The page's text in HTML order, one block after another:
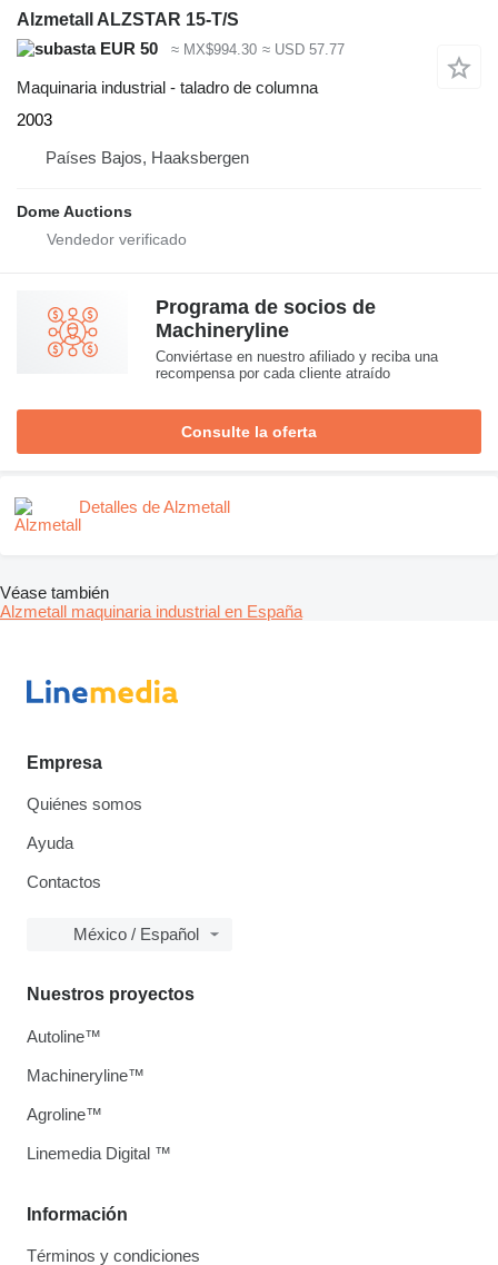
Alzmetall ALZSTAR 15-T/S
EUR 50
≈ MX$994.30 ≈ USD 57.77
Maquinaria industrial - taladro de columna
2003
Países Bajos, Haaksbergen
Dome Auctions
Programa de socios de
Machineryline
Conviértase en nuestro afiliado y reciba una
recompensa por cada cliente atraído
Consulte la oferta
Detalles de Alzmetall
Véase también
Alzmetall maquinaria industrial en España
Empresa
Quiénes somos
Ayuda
Contactos
México / Español
Información
Términos y condiciones
Nuestros proyectos
Autoline™
Machineryline™
Agroline™
Linemedia Digital ™